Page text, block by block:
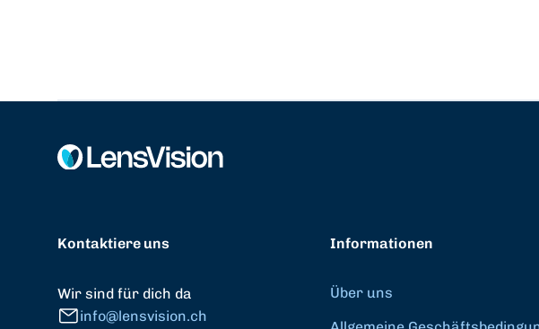
Kontaktiere uns
Wir sind für dich da
info@lensvision.ch
Informationen
Über uns